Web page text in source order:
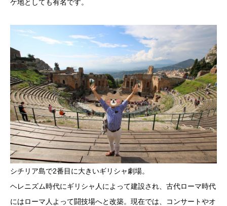
ケ地としても有名です。
シチリア島で2番目に大きいギリシャ劇場。
ヘレニズム時代にギリシャ人によって建設され、古代ローマ時代
にはローマ人よって闘技場へと改築。現在では、コンサートやオ